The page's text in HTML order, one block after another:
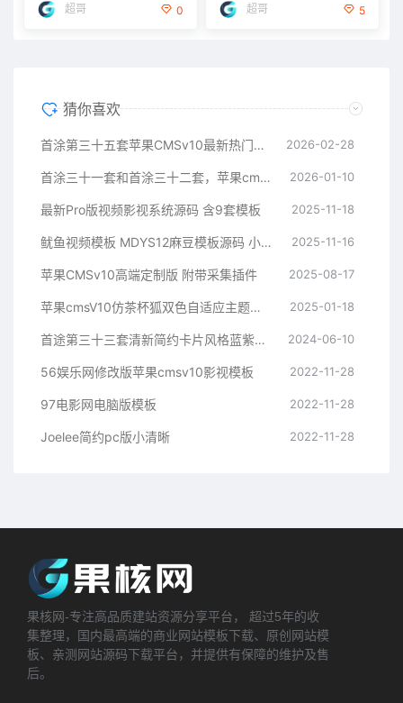
超哥 0 超哥 5
猜你喜欢
首涂第三十五套苹果CMSv10最新热门短剧模板 2026-02-28
首涂三十一套和首涂三十二套，苹果cms付费模板 2026-01-10
最新Pro版视频影视系统源码 含9套模板 2025-11-18
鱿鱼视频模板 MDYS12麻豆模板源码 小说网站源码模板 2025-11-16
苹果CMSv10高端定制版 附带采集插件 2025-08-17
苹果cmsV10仿茶杯狐双色自适应主题模板源码 2025-01-18
首途第三十三套清新简约卡片风格蓝紫渐变色短视频模板 | 苹果CMSV10主题 2024-06-10
56娱乐网修改版苹果cmsv10影视模板 2022-11-28
97电影网电脑版模板 2022-11-28
Joelee简约pc版小清晰 2022-11-28
果核网-专注高品质建站资源分享平台， 超过5年的收
集整理，国内最高端的商业网站模板下载、原创网站模
板、亲测网站源码下载平台，并提供有保障的维护及售
后。